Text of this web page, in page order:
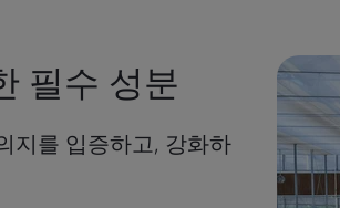
필수 성분
지를 입증하고, 강화하